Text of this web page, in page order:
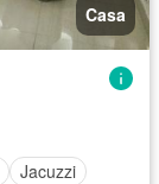
Casa
Jacuzzi